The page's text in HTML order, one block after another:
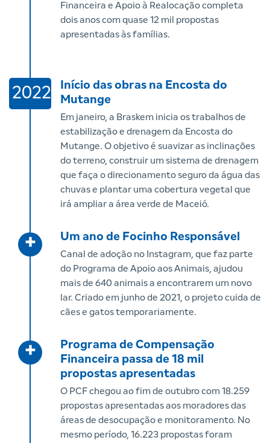
Financeira e Apoio à Realocação completa
dois anos com quase 12 mil propostas
apresentadas às famílias.
2022
Início das obras na Encosta do
Mutange
Em janeiro, a Braskem inicia os trabalhos de
estabilização e drenagem da Encosta do
Mutange. O objetivo é suavizar as inclinações
do terreno, construir um sistema de drenagem
que faça o direcionamento seguro da água das
chuvas e plantar uma cobertura vegetal que
irá ampliar a área verde de Maceió.
+ Um ano de Focinho Responsável
Canal de adoção no Instagram, que faz parte
do Programa de Apoio aos Animais, ajudou
mais de 640 animais a encontrarem um novo
lar. Criado em junho de 2021, o projeto cuida de
cães e gatos temporariamente.
+
Programa de Compensação
Financeira passa de 18 mil
propostas apresentadas
O PCF chegou ao fim de outubro com 18.259
propostas apresentadas aos moradores das
áreas de desocupação e monitoramento. No
mesmo período, 16.223 propostas foram